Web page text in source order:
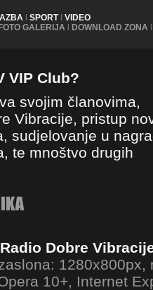
| SPORT | VIDEO
FOTO GALERIJA | DOWNLOAD ZONA |
VIP Club?
svojim članovima,
Vibracije, pristup
sudjelovanje u
te mnoštvo drugih
Dobre
1280x800px,
10+, Internet